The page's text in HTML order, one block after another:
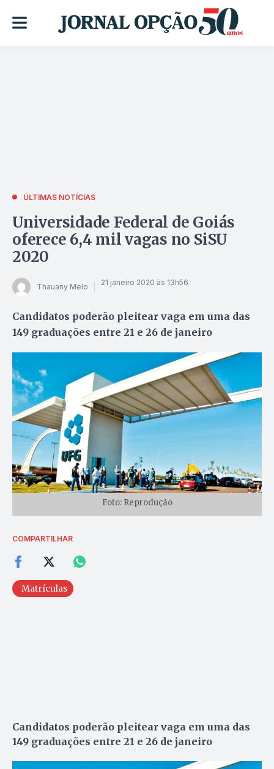
ÚLTIMAS NOTÍCIAS
Universidade Federal de Goiás
oferece 6,4 mil vagas no SiSU
2020
Thauany Melo 21 janeiro 2020 às 13h56
Candidatos poderão pleitear vaga em uma das
149 graduações entre 21 e 26 de janeiro
Foto: Reprodução
COMPARTILHAR
Matrículas
Candidatos poderão pleitear vaga em uma das
149 graduações entre 21 e 26 de janeiro